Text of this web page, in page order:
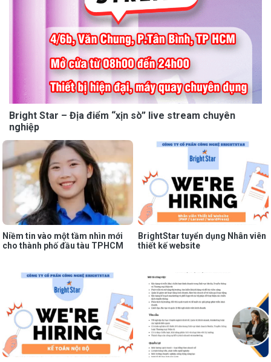
Bright Star – Địa điểm “xịn sò” live stream chuyên
nghiệp
Niềm tin vào một tầm nhìn mới
cho thành phố đầu tàu TPHCM
BrightStar tuyển dụng Nhân viên
thiết kế website